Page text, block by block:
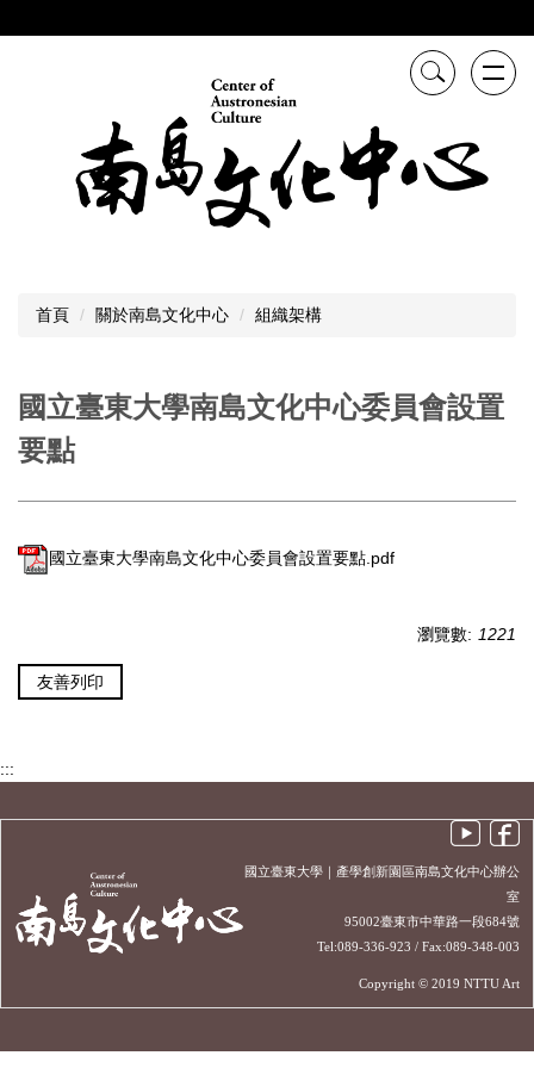
到
首頁 關於南島文化中心 組織架構
國立臺東大學南島文化中心委員會設置
要點
國立臺東大學南島文化中心委員會設置要點.pdf
瀏覽數: 1221
友善列印
:::
國立臺東大學｜產學創新園區南島文化中心辦公
室
95002臺東市中華路一段684號
Tel:089-336-923 / Fax:089-348-003
Copyright © 2019 NTTU Art